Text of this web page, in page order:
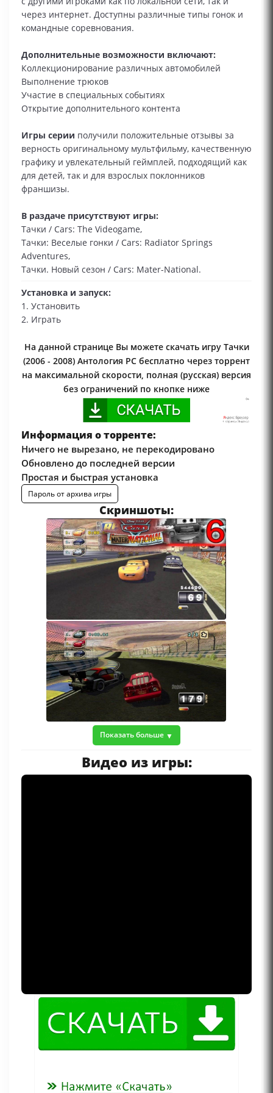
через интернет. Доступны различные типы гонок и
командные соревнования.
Дополнительные возможности включают:
Коллекционирование различных автомобилей
Выполнение трюков
Участие в специальных событиях
Открытие дополнительного контента
Игры серии получили положительные отзывы за
верность оригинальному мультфильму, качественную
графику и увлекательный геймплей, подходящий как
для детей, так и для взрослых поклонников
франшизы.
В раздаче присутствуют игры:
Тачки / Cars: The Videogame,
Тачки: Веселые гонки / Cars: Radiator Springs
Adventures,
Тачки. Новый сезон / Cars: Mater-National.
Установка и запуск:
1. Установить
2. Играть
На данной странице Вы можете скачать игру Тачки
(2006 - 2008) Антология PC бесплатно через торрент
на максимальной скорости, полная (русская) версия
без ограничений по кнопке ниже
Информация о торренте:
Ничего не вырезано, не перекодировано
Обновлено до последней версии
Простая и быстрая установка
Пароль от архива игры
Скриншоты:
Показать больше
Видео из игры: